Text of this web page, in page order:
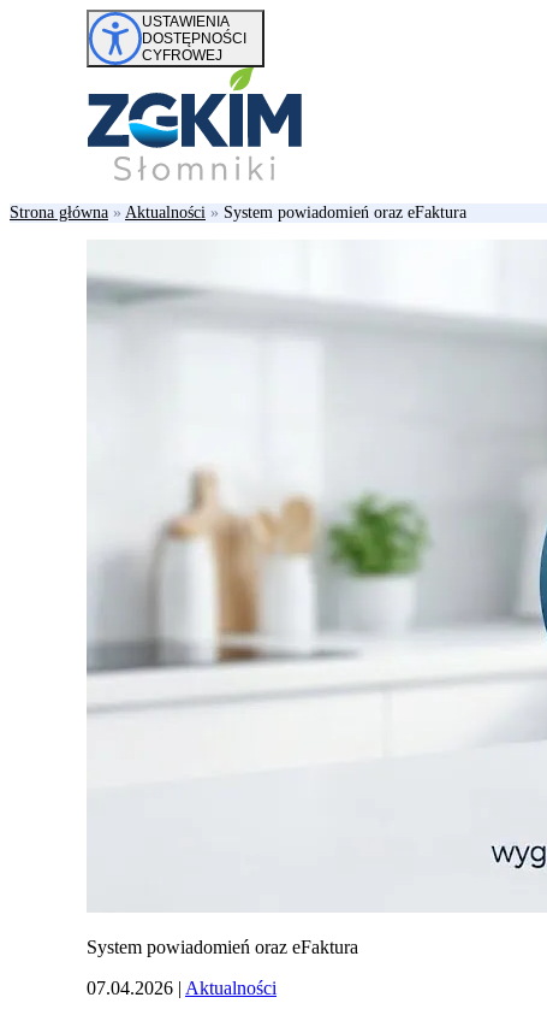
Przejdź do treści USTAWIENIA
DOSTĘPNOŚCI
CYFROWEJ
Strona główna » Aktualności » System powiadomień oraz eFaktura
System powiadomień oraz eFaktura
07.04.2026 | Aktualności